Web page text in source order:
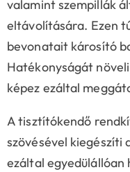
valamint szempillák
eltávolítására. Ezen
bevonatait károsító
Hatékonyságát
képez ezáltal
A tisztítókendő
szövésével kiegészíti
ezáltal